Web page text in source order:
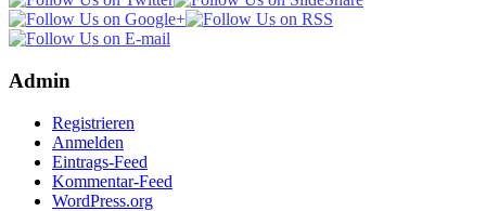
Admin
Registrieren
Anmelden
Eintrags-Feed
Kommentar-Feed
WordPress.org